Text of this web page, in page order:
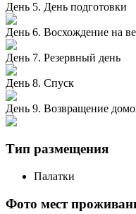
День 5. День подготовки
День 6. Восхождение на
День 7. Резервный день
День 8. Спуск
День 9. Возвращение
Тип размещения
Палатки
Фото мест